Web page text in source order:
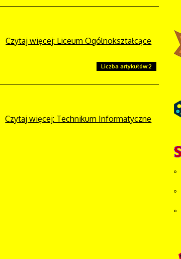
Czytaj więcej: Liceum Ogólnokształcące
Liczba artykułów:2
Czytaj więcej: Technikum Informatyczne